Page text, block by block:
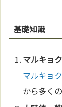
基礎知識
マルキョク
マルキョク
から多くの